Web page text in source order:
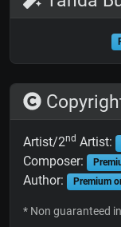
Artist/2nd Artist:
Composer:
Author: Premium
* Non guaranteed